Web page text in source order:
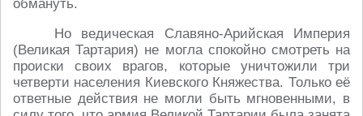
обмануть.
Но ведическая Славяно-Арийская Империя
(Великая Тартария) не могла спокойно смотреть на
происки своих врагов, которые уничтожили три
четверти населения Киевского Княжества. Только её
ответные действия не могли быть мгновенными, в